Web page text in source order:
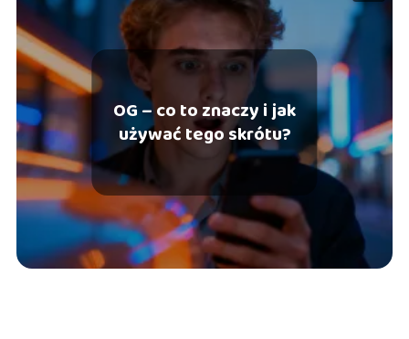
OG – co to znaczy i jak
używać tego skrótu?